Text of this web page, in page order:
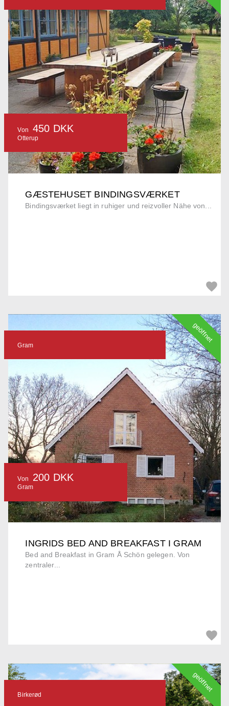
GÆSTEHUSET BINDINGSVÆRKET
Bindingsværket liegt in ruhiger und reizvoller Nähe von...
Von 450 DKK
Otterup
INGRIDS BED AND BREAKFAST I GRAM
Bed and Breakfast in Gram Å Schön gelegen. Von
zentraler...
Gram
Von 200 DKK
Gram
geöffnet
Birkerød
geöffnet